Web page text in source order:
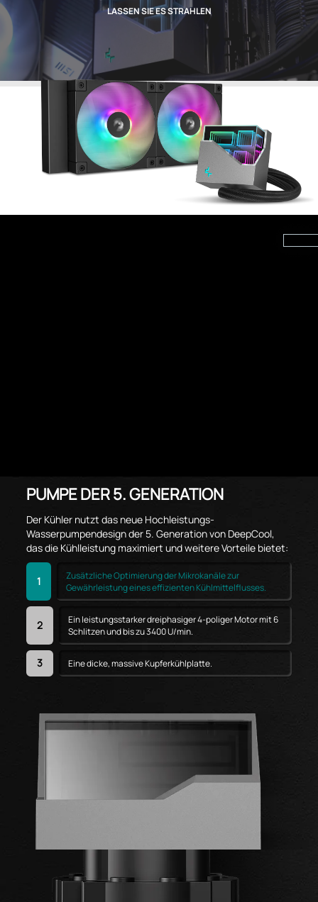
LASSEN SIE ES STRAHLEN
PUMPE DER 5. GENERATION
Der Kühler nutzt das neue Hochleistungs-
Wasserpumpendesign der 5. Generation von DeepCool,
das die Kühlleistung maximiert und weitere Vorteile bietet:
1
Zusätzliche Optimierung der Mikrokanäle zur
Gewährleistung eines effizienten Kühlmittelflusses.
2
Ein leistungsstarker dreiphasiger 4-poliger Motor mit 6
Schlitzen und bis zu 3400 U/min.
3 Eine dicke, massive Kupferkühlplatte.